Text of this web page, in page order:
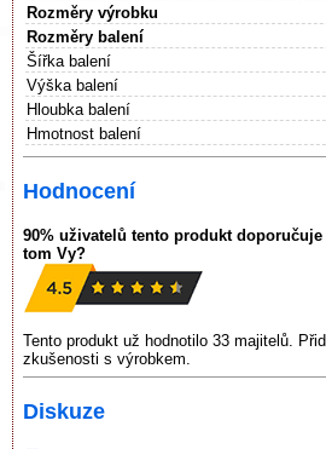
Rozměry výrobku
Rozměry balení
Šířka balení
Výška balení
Hloubka balení
Hmotnost balení
Hodnocení
90% uživatelů tento produkt
tom Vy?
Tento produkt už hodnotilo 33 majitelů.
zkušenosti s výrobkem.
Diskuze